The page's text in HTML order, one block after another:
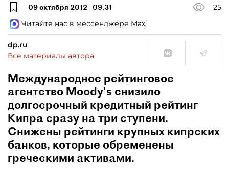
09 октября 2012 09:31
25
Читайте нас в мессенджере Max
dp.ru
Все материалы автора
Международное рейтинговое
агентство Moody's снизило
долгосрочный кредитный рейтинг
Кипра сразу на три ступени.
Снижены рейтинги крупных кипрских
банков, которые обременены
греческими активами.